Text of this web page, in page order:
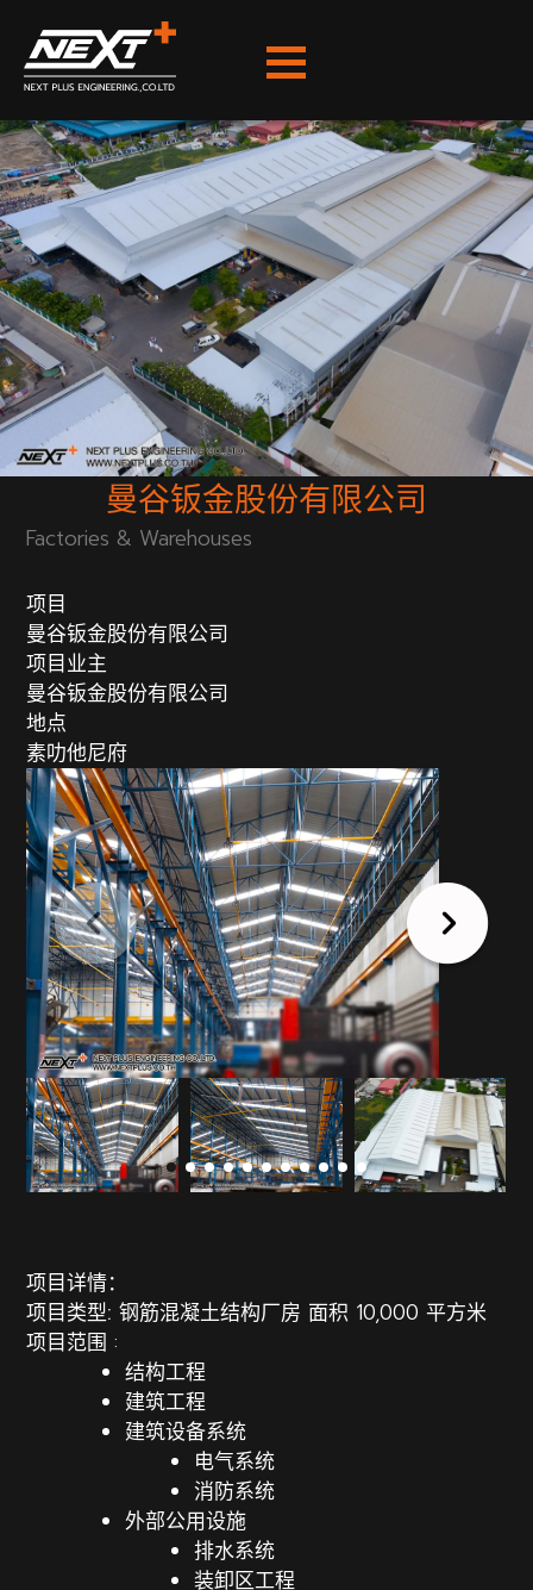
曼谷钣金股份有限公司
Factories & Warehouses
项目
曼谷钣金股份有限公司
项目业主
曼谷钣金股份有限公司
地点
素叻他尼府
项目详情：
项目类型: 钢筋混凝土结构厂房 面积 10,000 平方米
项目范围 :
结构工程
建筑工程
建筑设备系统
电气系统
消防系统
外部公用设施
排水系统
装卸区工程